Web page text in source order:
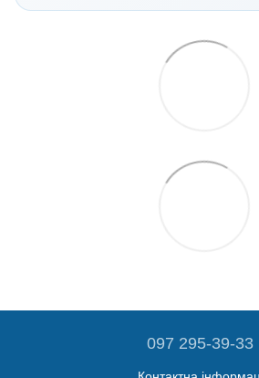
097 295-39-33